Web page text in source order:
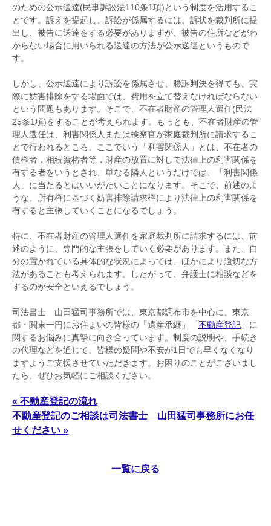
のための公示送達(民事訴訟法110条1項)という制度を活用するこ
とです。訴えを提起し、訴訟が係属するには、訴状を裁判所に提
出し、被告に送達をする必要がありますが、被告の住所などがわ
からない場合に用いられる送達の方法が公示送達というもので
す。
しかし、公示送達により訴訟を係属させ、勝訴判決を得ても、実
際に妨害排除をする場面では、費用を立て替えなければならない
という問題もあります。そこで、不在者財産の管理人選任(民法
25条1項)をすることが考えられます。もっとも、不在者財産の管
理人選任は、利害関係人または検察官が家庭裁判所に請求するこ
とで行われるところ、ここでいう「利害関係人」とは、不在者の
債権者，相続資格者等，財産の放置に対して法律上の利害関係を
有する者をいうとされ、単なる隣人というだけでは、「利害関係
人」に当たるとはいいがたいことになります。そこで、前述のよ
うな、所有権に基づく妨害排除請求権により法律上の利害関係を
有すると主張していくことになるでしょう。
特に、不在者財産の管理人選任を家庭裁判所に請求するには、前
述のように、専門的な主張をしていく必要があります。また、自
分の置かれている具体的な状況によっては、ほかにより適切な方
法があることも考えられます。したがって、弁護士に相談などを
するのが安全といえるでしょう。
司法書士 山田猛司事務所では、東京都調布市を中心に、東京
都・関東一円にお住まいの皆様の「遺産承継」「 不動産登記 」に
関するお悩みに真摯に向き合っています。制度の説明や、手続き
の代理などを通じて、皆様の疑問や不安が1日でも早くなくなり
ますようご支援させていただきます。お困りのことがございまし
たら、ぜひお気軽にご相談ください。
« 不動産登記の流れ
不動産登記のご相談は司法書士 山田猛司事務所にお任
せください »
一覧に戻る